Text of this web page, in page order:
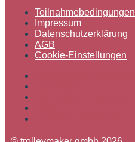
Teilnahmebedingungen
Impressum
Datenschutzerklärung
AGB
Cookie-Einstellungen